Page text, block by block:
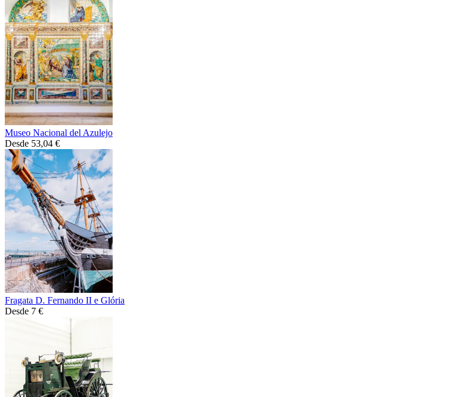
Museo Nacional del Azulejo
Desde 53,04 €
Fragata D. Fernando II e Glória
Desde 7 €